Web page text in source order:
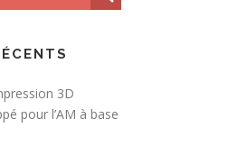
3D
pour l’AM à base